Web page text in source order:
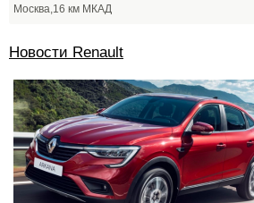
Москва,16 км МКАД
Новости Renault